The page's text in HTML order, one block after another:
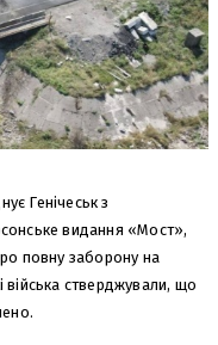
Генічеськ з
видання «Мост»,
повну заборону на
війська стверджували, що